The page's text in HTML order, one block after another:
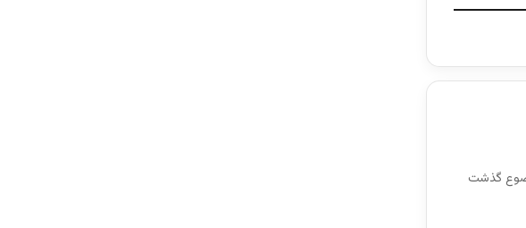
گذشت